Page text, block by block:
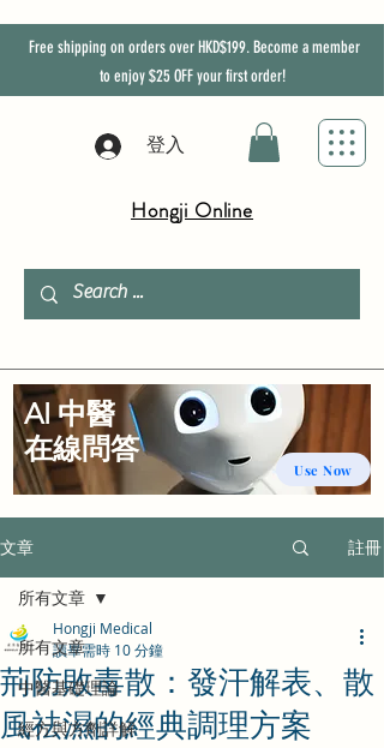
Free shipping on orders over HKD$199. Become a member
to enjoy$25 OFFyour first order!
登入
Hongji Online
文章 註冊
所有文章
中醫基礎理論
經方與方劑詳解
所有文章
荊防敗毒散：發汗解表、散
風祛濕的經典調理方案
Hongji Medical
讀畢需時 10 分鐘
Use Now
AI 中醫
​在線問答